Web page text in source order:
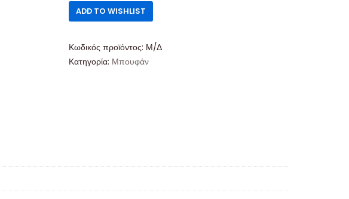
ADD TO WISHLIST
Κωδικός προϊόντος: Μ/Δ
Κατηγορία: Μπουφάν